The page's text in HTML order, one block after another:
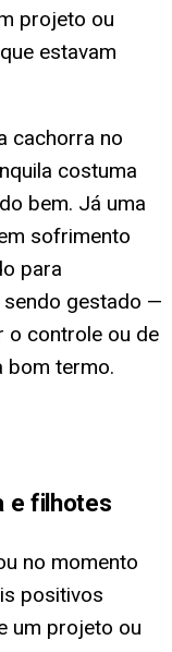
projeto ou
estavam
cachorra no
costuma
bem. Já uma
sofrimento
para
gestado —
o controle ou de
bom termo.
e filhotes
no momento
positivos
um projeto ou